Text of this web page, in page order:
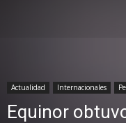
Actualidad Internacionales
Equinor